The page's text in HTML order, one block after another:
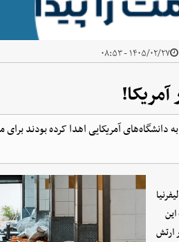
۱۴۰۵/۰۲/۲۷ - ۰۸:۵۳
آمریکایی اهدا کرده بودند
ارتش